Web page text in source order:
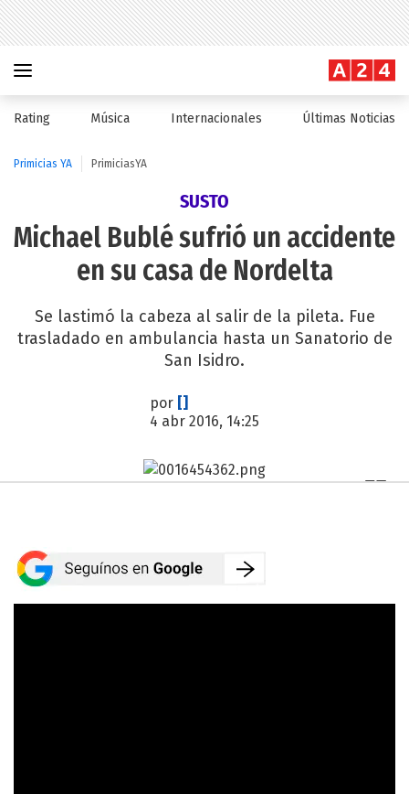
Rating Música Internacionales Últimas Noticias
Primicias YA PrimiciasYA
SUSTO
Michael Bublé sufrió un accidente
en su casa de Nordelta
Se lastimó la cabeza al salir de la pileta. Fue
trasladado en ambulancia hasta un Sanatorio de
San Isidro.
por []
4 abr 2016, 14:25